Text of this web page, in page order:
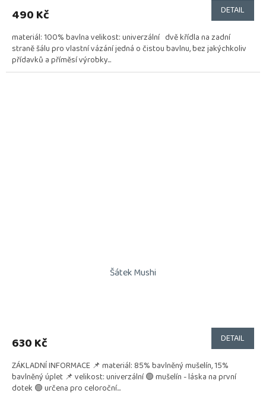
490 Kč DETAIL
materiál: 100% bavlna velikost: univerzální dvě křídla na zadní
straně šálu pro vlastní vázání jedná o čistou bavlnu, bez jakýchkoliv
přídavků a příměsí výrobky...
Šátek Mushi
630 Kč DETAIL
ZÁKLADNÍ INFORMACE 📌 materiál: 85% bavlněný mušelín, 15%
bavlněný úplet 📌 velikost: univerzální 🟢 mušelín - láska na první
dotek 🟢 určena pro celoroční...